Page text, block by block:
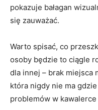
pokazuje bałagan
się zauważać.
Warto spisać, co
osoby będzie to ciągle
dla innej – brak miejsca
która nigdy nie ma
problemów w